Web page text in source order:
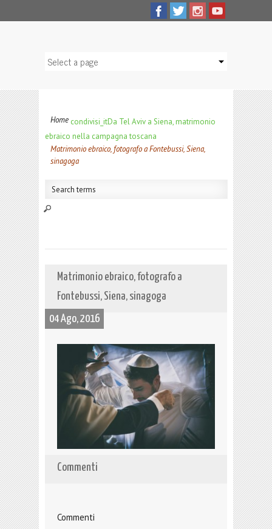
Home condivisi_itDa Tel Aviv a Siena, matrimonio
ebraico nella campagna toscana
Matrimonio ebraico, fotografo a Fontebussi, Siena,
sinagoga
Matrimonio ebraico, fotografo a
Fontebussi, Siena, sinagoga
04 Ago, 2016
Commenti
Commenti